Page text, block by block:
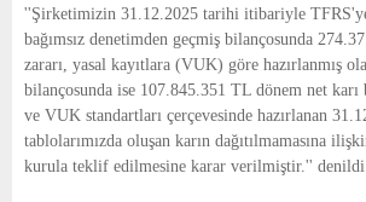
N
U
''Şirketimizin 31.12.2025 tarihi itibariyle
bağımsız denetimden geçmiş bilançosunda
zararı, yasal kayıtlara (VUK) göre hazırlanmış
bilançosunda ise 107.845.351 TL dönem net karı
ve VUK standartları çerçevesinde hazırlanan
tablolarımızda oluşan karın dağıtılmamasına
kurula teklif edilmesine karar verilmiştir.''